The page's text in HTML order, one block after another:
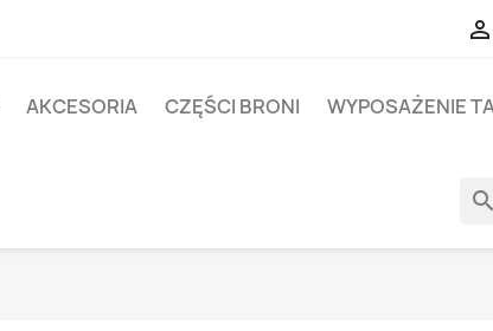

AKCESORIA CZĘŚCI BRONI WYPOSAŻENIE
search